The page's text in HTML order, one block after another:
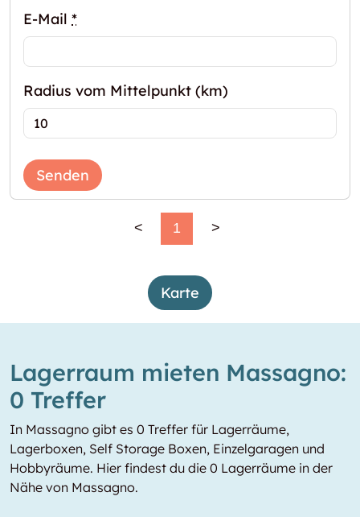
E-Mail *
Radius vom Mittelpunkt (km)
Senden
< 1 >
Karte
Lagerraum mieten Massagno:
0 Treffer
In Massagno gibt es 0 Treffer für Lagerräume,
Lagerboxen, Self Storage Boxen, Einzelgaragen und
Hobbyräume. Hier findest du die 0 Lagerräume in der
Nähe von Massagno.